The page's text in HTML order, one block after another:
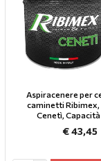
Aspiracenere per
caminetti
Cenetì, Capacità
€ 43,45